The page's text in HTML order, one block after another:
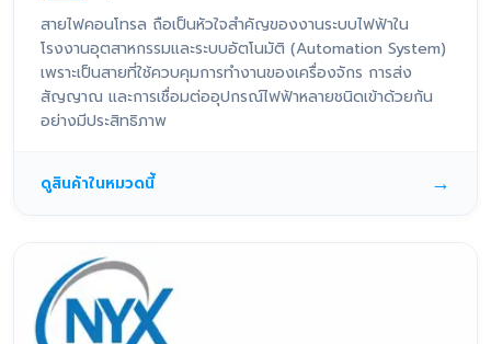
สายไฟคอนโทรล ถือเป็นหัวใจสำคัญของงานระบบไฟฟ้าใน
โรงงานอุตสาหกรรมและระบบอัตโนมัติ (Automation System)
เพราะเป็นสายที่ใช้ควบคุมการทำงานของเครื่องจักร การส่ง
สัญญาณ และการเชื่อมต่ออุปกรณ์ไฟฟ้าหลายชนิดเข้าด้วยกัน
อย่างมีประสิทธิภาพ
ดูสินค้าในหมวดนี้ →